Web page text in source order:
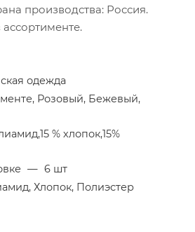
производства: Россия.
одежда
Розовый, Бежевый,
% хлопок,15%
— 6 шт
Хлопок, Полиэстер